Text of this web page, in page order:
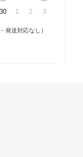
30 1 2 3
発送対応なし）